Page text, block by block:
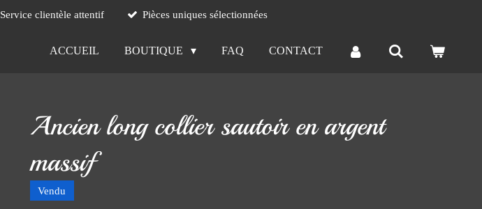
Service clientèle attentif Pièces uniques sélectionnées
ACCUEIL BOUTIQUE FAQ CONTACT
Ancien long collier sautoir en argent
massif
Vendu